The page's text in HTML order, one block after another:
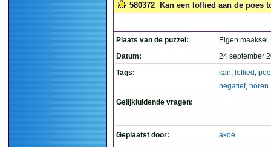
580372 Kan een loflied aan de poes
Plaats van de puzzel:
Eigen maaksel
Datum:
24 september
Tags:
kan, loflied ,
negatief, horen
Gelijkluidende vragen:
Geplaatst door: akoe